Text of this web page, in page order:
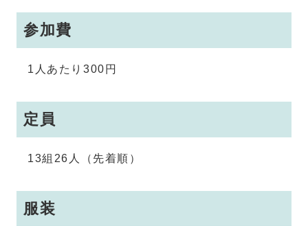
参加費
1人あたり300円
定員
13組26人（先着順）
服装